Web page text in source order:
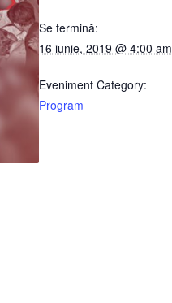
Se termină:
16 iunie, 2019 @ 4:00 am
Eveniment Category:
Program